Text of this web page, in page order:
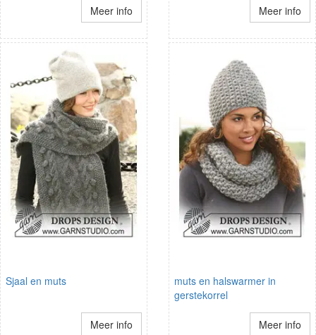
Meer info Meer info
Sjaal en muts
Meer info
muts en halswarmer in
gerstekorrel
Meer info